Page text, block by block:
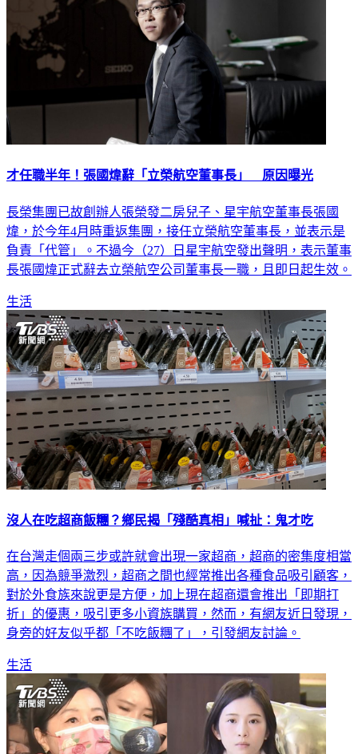
才任職半年！張國煒辭「立榮航空董事長」 原因曝光
長榮集團已故創辦人張榮發二房兒子、星宇航空董事長張國
煒，於今年4月時重返集團，接任立榮航空董事長，並表示是
負責「代管」。不過今（27）日星宇航空發出聲明，表示董事
長張國煒正式辭去立榮航空公司董事長一職，且即日起生效。
生活
沒人在吃超商飯糰？鄉民揭「殘酷真相」喊扯：鬼才吃
在台灣走個兩三步或許就會出現一家超商，超商的密集度相當
高，因為競爭激烈，超商之間也經常推出各種食品吸引顧客，
對於外食族來說更是方便，加上現在超商還會推出「即期打
折」的優惠，吸引更多小資族購買，然而，有網友近日發現，
身旁的好友似乎都「不吃飯糰了」，引發網友討論。
生活